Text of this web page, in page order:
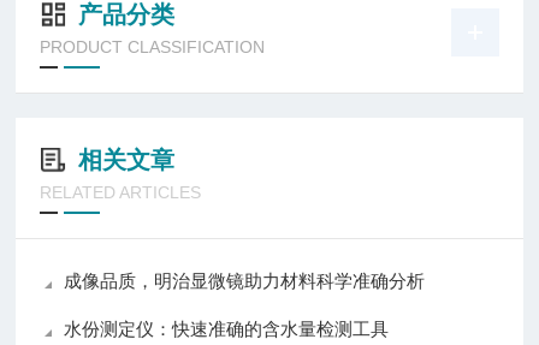
产品分类
PRODUCT CLASSIFICATION
相关文章
RELATED ARTICLES
成像品质，明治显微镜助力材料科学准确分析
水份测定仪：快速准确的含水量检测工具